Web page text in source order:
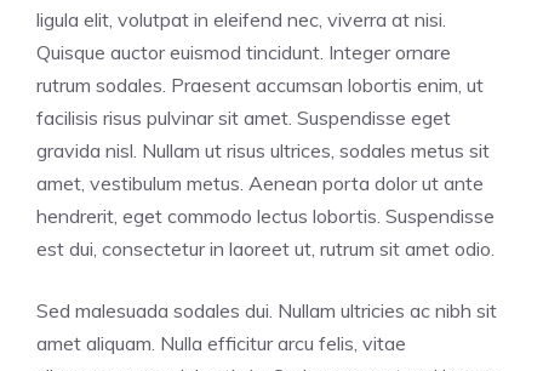
ligula elit, volutpat in eleifend nec, viverra at nisi.
Quisque auctor euismod tincidunt. Integer ornare
rutrum sodales. Praesent accumsan lobortis enim, ut
facilisis risus pulvinar sit amet. Suspendisse eget
gravida nisl. Nullam ut risus ultrices, sodales metus sit
amet, vestibulum metus. Aenean porta dolor ut ante
hendrerit, eget commodo lectus lobortis. Suspendisse
est dui, consectetur in laoreet ut, rutrum sit amet odio.
Sed malesuada sodales dui. Nullam ultricies ac nibh sit
amet aliquam. Nulla efficitur arcu felis, vitae